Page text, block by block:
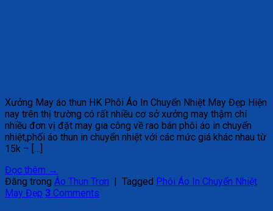
Xưởng May áo thun HK Phôi Áo In Chuyển Nhiệt May Đẹp Hiện
nay trên thị trường có rất nhiều cơ sở xưởng may thậm chí
nhiều đơn vị đặt may gia công về rao bán phôi áo in chuyển
nhiệt,phối áo thun in chuyển nhiệt với các mức giá khác nhau từ
15k – […]
Đọc thêm →
Đăng trong Áo Thun Trơn | Tagged Phôi Áo In Chuyển Nhiệt
May Đẹp 3 Comments